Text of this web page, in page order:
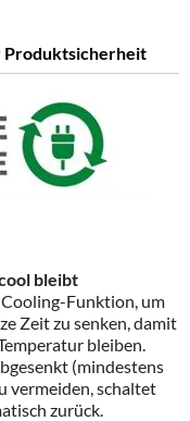
Produktsicherheit
bleibt
Funktion, um
Zeit zu senken, damit
bleiben.
(mindestens
vermeiden, schaltet
zurück.